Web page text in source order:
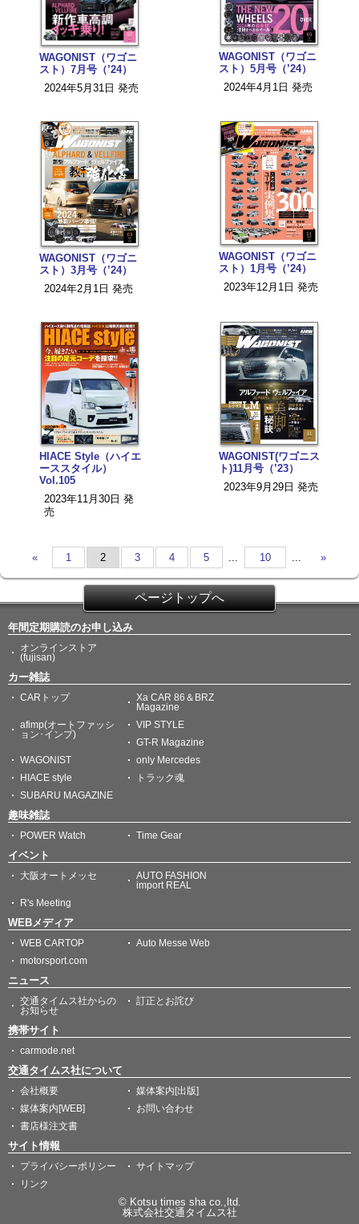
WAGONIST（ワゴニ
スト）7月号（’24）
2024年5月31日 発売
WAGONIST（ワゴニ
スト）5月号（’24）
2024年4月1日 発売
WAGONIST（ワゴニ
スト）3月号（’24）
2024年2月1日 発売
WAGONIST（ワゴニ
スト）1月号（’24）
2023年12月1日 発売
HIACE Style（ハイエ
ーススタイル）
Vol.105
2023年11月30日 発
売
WAGONIST(ワゴニス
ト)11月号（’23）
2023年9月29日 発売
« 1 2 3 4 5 ... 10 ... »
ページトップへ
年間定期購読のお申し込み
オンラインストア
(fujisan)
カー雑誌
CARトップ
Xa CAR 86＆BRZ
Magazine
afimp(オートファッシ
ョン･インプ)
VIP STYLE
GT-R Magazine
WAGONIST
only Mercedes
HIACE style
トラック魂
SUBARU MAGAZINE
趣味雑誌
POWER Watch Time Gear
イベント
大阪オートメッセ
AUTO FASHION
import REAL
R's Meeting
WEBメディア
WEB CARTOP
Auto Messe Web
motorsport.com
ニュース
交通タイムス社からの
お知らせ
訂正とお詫び
携帯サイト
carmode.net
交通タイムス社について
会社概要
媒体案内[出版]
媒体案内[WEB]
お問い合わせ
書店様注文書
サイト情報
プライバシーポリシー
サイトマップ
リンク
© Kotsu times sha co.,ltd.
株式会社交通タイムス社